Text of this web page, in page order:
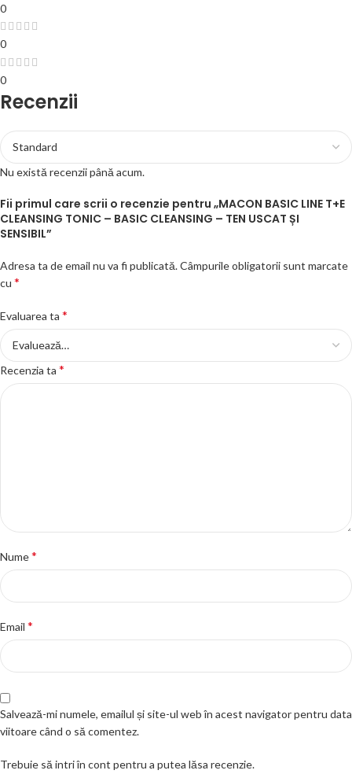
0
0
0
Recenzii
Nu există recenzii până acum.
Fii primul care scrii o recenzie pentru „MACON BASIC LINE T+E
CLEANSING TONIC – BASIC CLEANSING – TEN USCAT ȘI
SENSIBIL”
Adresa ta de email nu va fi publicată.Câmpurile obligatorii sunt marcate
cu *
Evaluarea ta *
Recenzia ta *
Nume*
Email *
Salvează-mi numele, emailul și site-ul web în acest navigator pentru data
viitoare când o să comentez.
Trebuie să intri în cont pentru a putea lăsa recenzie.